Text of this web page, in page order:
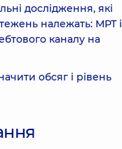
дослідження, які
належать: МРТ і
каналу на
обсяг і рівень